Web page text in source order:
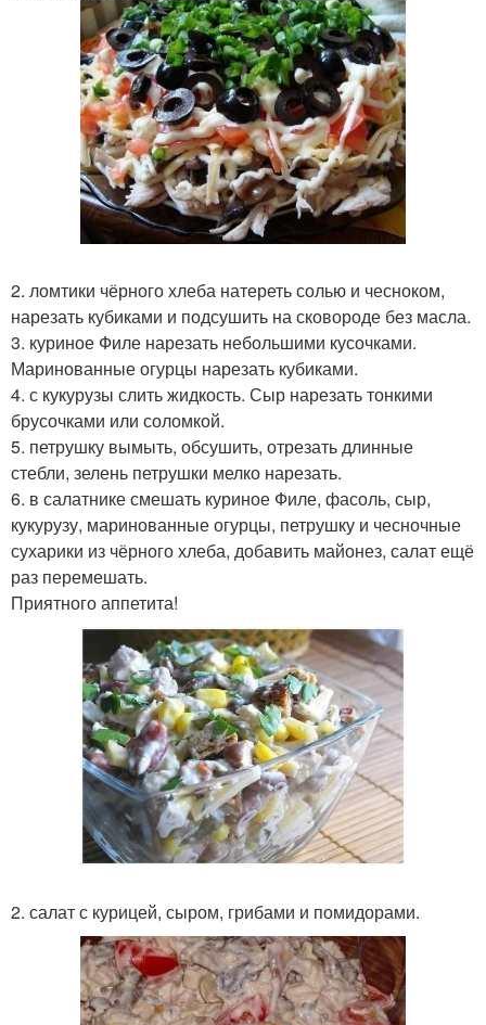
2. ломтики чёрного хлеба натереть солью и чесноком,
нарезать кубиками и подсушить на сковороде без масла.
3. куриное Филе нарезать небольшими кусочками.
Маринованные огурцы нарезать кубиками.
4. с кукурузы слить жидкость. Сыр нарезать тонкими
брусочками или соломкой.
5. петрушку вымыть, обсушить, отрезать длинные
стебли, зелень петрушки мелко нарезать.
6. в салатнике смешать куриное Филе, фасоль, сыр,
кукурузу, маринованные огурцы, петрушку и чесночные
сухарики из чёрного хлеба, добавить майонез, салат ещё
раз перемешать.
Приятного аппетита!
2. салат с курицей, сыром, грибами и помидорами.